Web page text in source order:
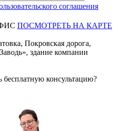
соглашения
ПОСМОТРЕТЬ НА КАРТЕ
Покровская дорога,
здание компании
бесплатную консультацию?